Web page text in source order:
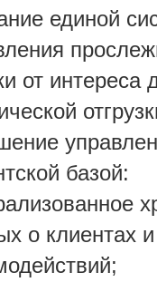
единой
от интереса
базой:
о клиентах